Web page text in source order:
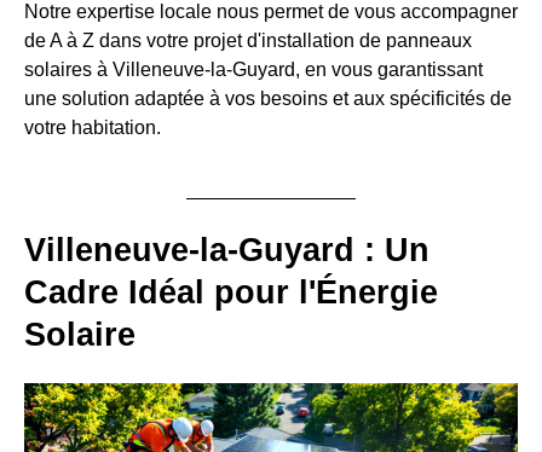
Notre expertise locale nous permet de vous accompagner
de A à Z dans votre projet d'installation de panneaux
solaires à Villeneuve-la-Guyard, en vous garantissant
une solution adaptée à vos besoins et aux spécificités de
votre habitation.
Villeneuve-la-Guyard : Un
Cadre Idéal pour l'Énergie
Solaire